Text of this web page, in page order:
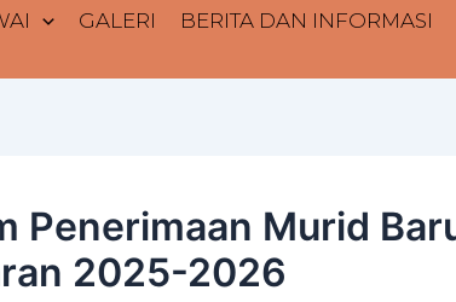
GALERI BERITA DAN INFORMASI
Penerimaan Murid
2025-2026